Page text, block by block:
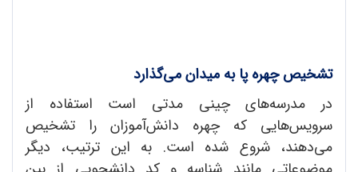
تشخیص چهره پا به میدان می‌گذارد
در مدرسه‌های چینی مدتی است استفاده از
سرویس‌هایی که چهره دانش‌آموزان را تشخیص
می‌دهند، شروع شده است. به این ترتیب، دیگر